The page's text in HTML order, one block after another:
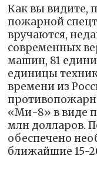
Как вы видите,
пожарной
вручаются,
современных
машин, 81
единицы
времени из
«Ми-8» в виде
млн долларов.
обеспечено
ближайшие 15-